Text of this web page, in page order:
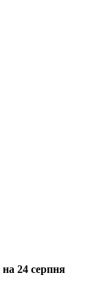
24 серпня